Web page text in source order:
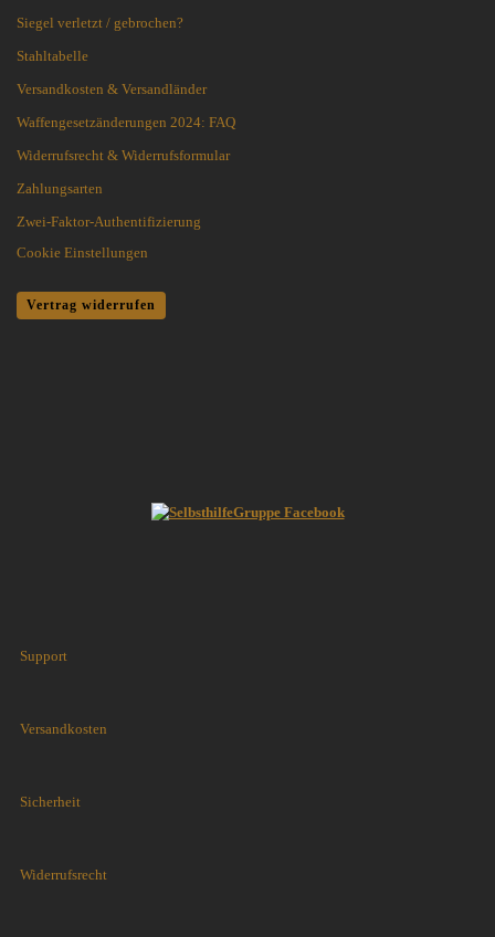
Siegel verletzt / gebrochen?
Stahltabelle
Versandkosten & Versandländer
Waffengesetzänderungen 2024: FAQ
Widerrufsrecht & Widerrufsformular
Zahlungsarten
Zwei-Faktor-Authentifizierung
Cookie Einstellungen
Vertrag widerrufen
Support
Versandkosten
Sicherheit
Widerrufsrecht